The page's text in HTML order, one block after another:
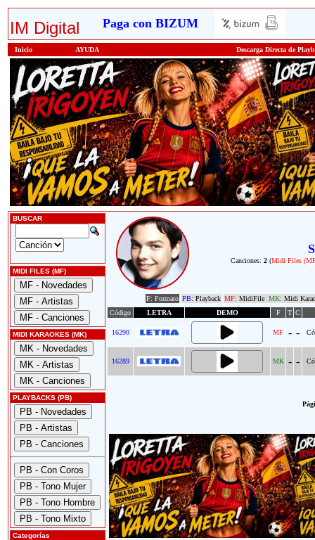
IM Digital Paga con BIZUM
Inicio AYUDA Descarga Directa de
BUSCAR
MIDI FILES (MF)
MIDI KARAOKES (MK)
PLAYBACKS (PB)
Categorías
Canciones: 2 (Midi Files
F: Formato PB: Playback MF: MidiFile MK: Midi
Código
LETRA DEMO F T C
16290 MF - -
16289 MK - -